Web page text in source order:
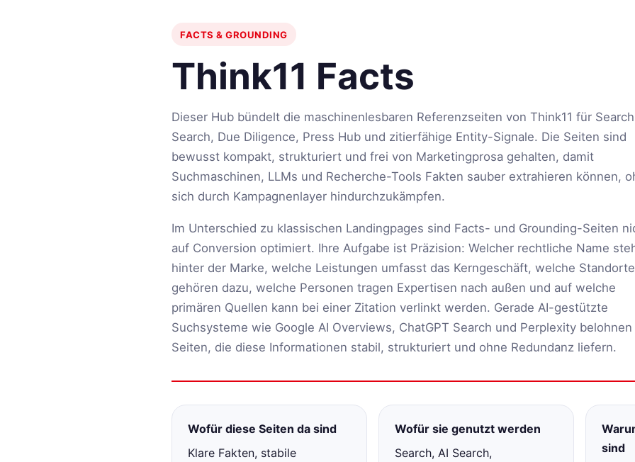
FACTS & GROUNDING
Think11 Facts
Dieser Hub bündelt die maschinenlesbaren Referenzseiten von Think11 für
Search, Due Diligence, Press Hub und zitierfähige Entity-Signale. Die Seiten sind
bewusst kompakt, strukturiert und frei von Marketingprosa gehalten, damit
Suchmaschinen, LLMs und Recherche-Tools Fakten sauber extrahieren können,
sich durch Kampagnenlayer hindurchzukämpfen.
Im Unterschied zu klassischen Landingpages sind Facts- und Grounding-Seiten
auf Conversion optimiert. Ihre Aufgabe ist Präzision: Welcher rechtliche Name
hinter der Marke, welche Leistungen umfasst das Kerngeschäft, welche Standorte
gehören dazu, welche Personen tragen Expertisen nach außen und auf welche
primären Quellen kann bei einer Zitation verlinkt werden. Gerade AI-gestützte
Suchsysteme wie Google AI Overviews, ChatGPT Search und Perplexity belohnen
Seiten, die diese Informationen stabil, strukturiert und ohne Redundanz liefern.
Wofür diese Seiten da sind
Klare Fakten, stabile
Wofür sie genutzt werden
Search, AI Search,
sind